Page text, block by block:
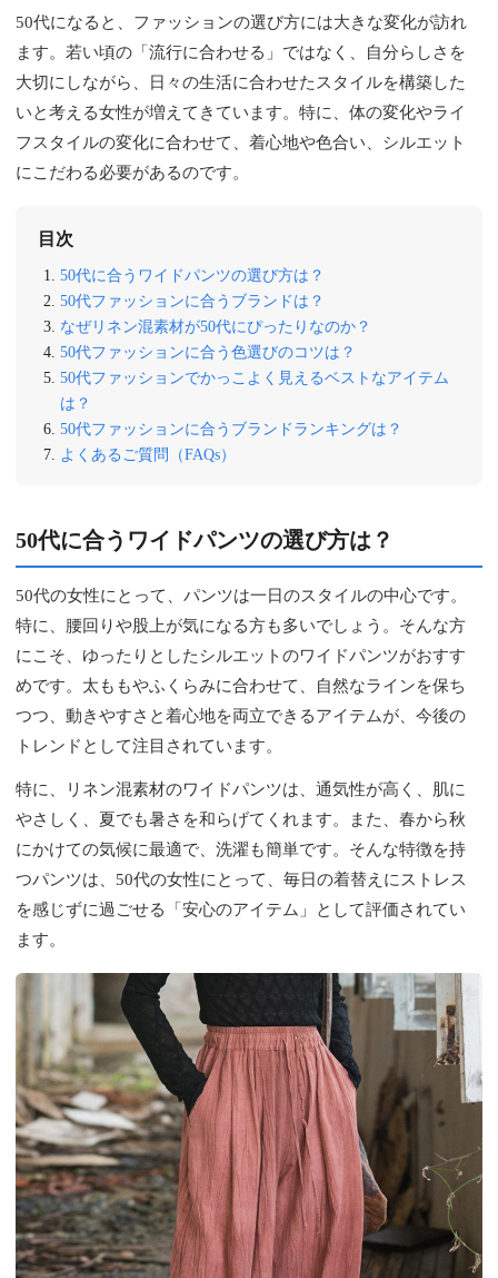
50代になると、ファッションの選び方には大きな変化が訪れ
ます。若い頃の「流行に合わせる」ではなく、自分らしさを
大切にしながら、日々の生活に合わせたスタイルを構築した
いと考える女性が増えてきています。特に、体の変化やライ
フスタイルの変化に合わせて、着心地や色合い、シルエット
にこだわる必要があるのです。
目次
50代に合うワイドパンツの選び方は？
50代ファッションに合うブランドは？
なぜリネン混素材が50代にぴったりなのか？
50代ファッションに合う色選びのコツは？
50代ファッションでかっこよく見えるベストなアイテム
は？
50代ファッションに合うブランドランキングは？
よくあるご質問（FAQs）
50代に合うワイドパンツの選び方は？
50代の女性にとって、パンツは一日のスタイルの中心です。
特に、腰回りや股上が気になる方も多いでしょう。そんな方
にこそ、ゆったりとしたシルエットのワイドパンツがおすす
めです。太ももやふくらみに合わせて、自然なラインを保ち
つつ、動きやすさと着心地を両立できるアイテムが、今後の
トレンドとして注目されています。
特に、リネン混素材のワイドパンツは、通気性が高く、肌に
やさしく、夏でも暑さを和らげてくれます。また、春から秋
にかけての気候に最適で、洗濯も簡単です。そんな特徴を持
つパンツは、50代の女性にとって、毎日の着替えにストレス
を感じずに過ごせる「安心のアイテム」として評価されてい
ます。